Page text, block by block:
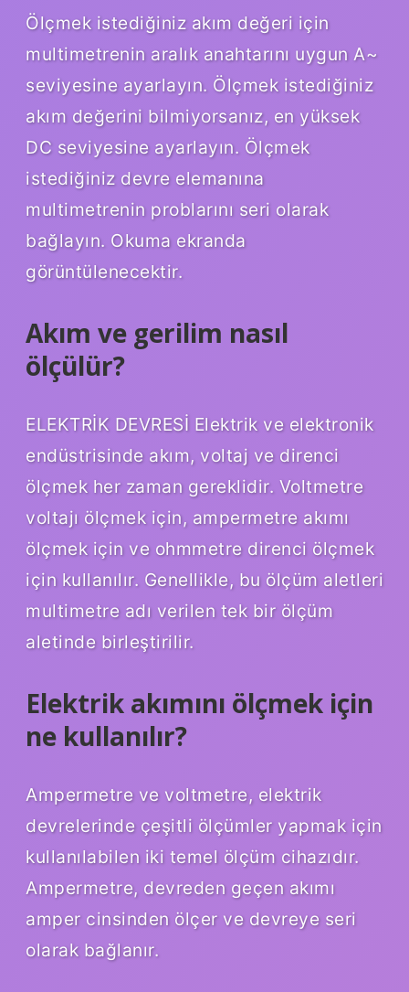
Ölçmek istediğiniz akım değeri için
multimetrenin aralık anahtarını uygun A~
seviyesine ayarlayın. Ölçmek istediğiniz
akım değerini bilmiyorsanız, en yüksek
DC seviyesine ayarlayın. Ölçmek
istediğiniz devre elemanına
multimetrenin problarını seri olarak
bağlayın. Okuma ekranda
görüntülenecektir.
Akım ve gerilim nasıl
ölçülür?
ELEKTRİK DEVRESİ Elektrik ve elektronik
endüstrisinde akım, voltaj ve direnci
ölçmek her zaman gereklidir. Voltmetre
voltajı ölçmek için, ampermetre akımı
ölçmek için ve ohmmetre direnci ölçmek
için kullanılır. Genellikle, bu ölçüm aletleri
multimetre adı verilen tek bir ölçüm
aletinde birleştirilir.
Elektrik akımını ölçmek için
ne kullanılır?
Ampermetre ve voltmetre, elektrik
devrelerinde çeşitli ölçümler yapmak için
kullanılabilen iki temel ölçüm cihazıdır.
Ampermetre, devreden geçen akımı
amper cinsinden ölçer ve devreye seri
olarak bağlanır.